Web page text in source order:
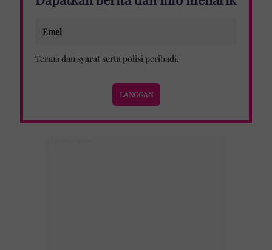
Terma dan syarat serta polisi peribadi.